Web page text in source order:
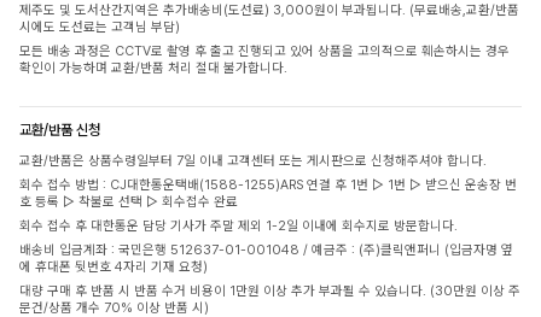
제주도 및 도서산간지역은 추가배송비(도선료) 3,000원이 부과됩니다. (무료배송,교환/반품
시에도 도선료는 고객님 부담)
모든 배송 과정은 CCTV로 촬영 후 출고 진행되고 있어 상품을 고의적으로 훼손하시는 경우
확인이 가능하며 교환/반품 처리 절대 불가합니다.
교환/반품 신청
교환/반품은 상품수령일부터 7일 이내 고객센터 또는 게시판으로 신청해주셔야 합니다.
회수 접수 방법 : CJ대한통운택배(1588-1255)ARS 연결 후 1번 ▷ 1번 ▷ 받으신 운송장 번
호 등록 ▷ 착불로 선택 ▷ 회수접수 완료
회수 접수 후 대한통운 담당 기사가 주말 제외 1-2일 이내에 회수지로 방문합니다.
배송비 입금계좌 : 국민은행 512637-01-001048 / 예금주 : (주)클릭앤퍼니 (입금자명 옆
에 휴대폰 뒷번호 4자리 기재 요청)
대량 구매 후 반품 시 반품 수거 비용이 1만원 이상 추가 부과될 수 있습니다. (30만원 이상 주
문건/상품 개수 70% 이상 반품 시)